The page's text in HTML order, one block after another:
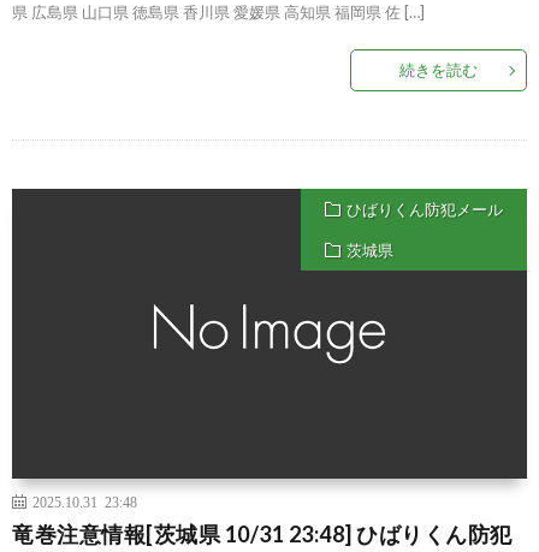
県 広島県 山口県 徳島県 香川県 愛媛県 高知県 福岡県 佐 […]
続きを読む
ひばりくん防犯メール
茨城県
2025.10.31 23:48
竜巻注意情報[茨城県 10/31 23:48] ひばりくん防犯